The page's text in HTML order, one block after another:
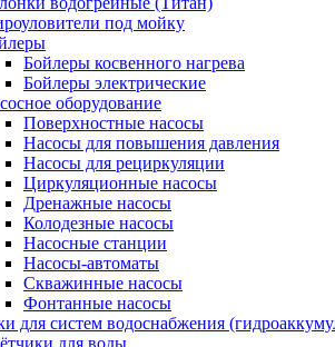
под мойку
Бойлеры косвенного нагрева
Бойлеры электрические
оборудование
Поверхностные насосы
Насосы для повышения давления
Насосы для рециркуляции
Циркуляционные насосы
Дренажные насосы
Колодезные насосы
Насосные станции
Насосы-автоматы
Скважинные насосы
Фонтанные насосы
для систем водоснабжения
для воды